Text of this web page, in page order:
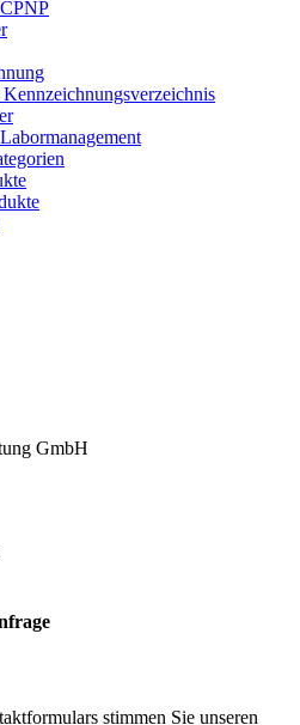
GmbH
stimmen Sie unseren
Einige von ihnen sind
während andere uns helfen, diese
zu verbessern (Tracking Cookies).
Ablehnung womöglich nicht mehr